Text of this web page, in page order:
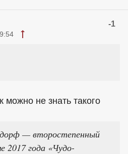
-1
можно не знать такого
— второстепенный
2017 года «Чудо-